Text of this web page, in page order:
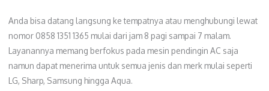
Anda bisa datang langsung ke tempatnya atau menghubungi lewat
nomor 0858 1351 1365 mulai dari jam 8 pagi sampai 7 malam.
Layanannya memang berfokus pada mesin pendingin AC saja
namun dapat menerima untuk semua jenis dan merk mulai seperti
LG, Sharp, Samsung hingga Aqua.